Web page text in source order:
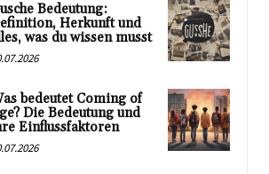
Bedeutung:
Herkunft und
was du wissen musst
bedeutet Coming of
Die Bedeutung und
Einflussfaktoren